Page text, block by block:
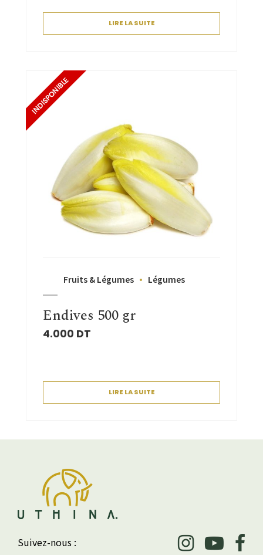
LIRE LA SUITE
Fruits & Légumes Légumes
Endives 500 gr
4.000 DT
LIRE LA SUITE
Suivez-nous :